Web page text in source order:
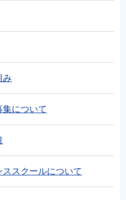
み
について
スクールについて